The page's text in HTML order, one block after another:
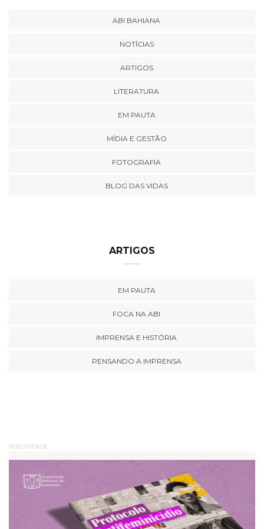
ABI BAHIANA
NOTÍCIAS
ARTIGOS
LITERATURA
EM PAUTA
MÍDIA E GESTÃO
FOTOGRAFIA
BLOG DAS VIDAS
ARTIGOS
EM PAUTA
FOCA NA ABI
IMPRENSA E HISTÓRIA
PENSANDO A IMPRENSA
PUBLICIDADE